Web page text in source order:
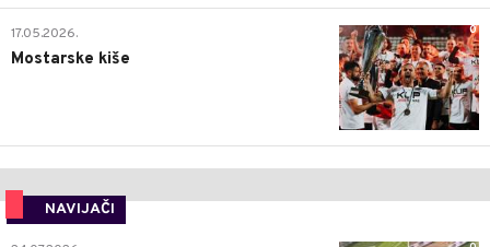
0
17.05.2026.
Mostarske kiše
NAVIJAČI